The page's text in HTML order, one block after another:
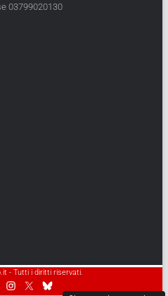
03799020130
- Tutti i diritti riservati.